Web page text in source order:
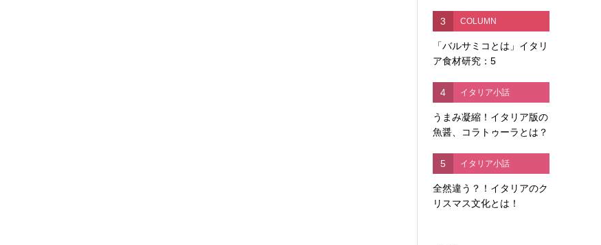
3 COLUMN
「バルサミコとは」イタリ
ア食材研究：5
4 イタリア小話
うまみ凝縮！イタリア版の
魚醤、コラトゥーラとは？
5 イタリア小話
全然違う？！イタリアのク
リスマス文化とは！